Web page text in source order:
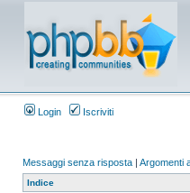
Login Iscriviti
Messaggi senza risposta | Argomenti
Indice